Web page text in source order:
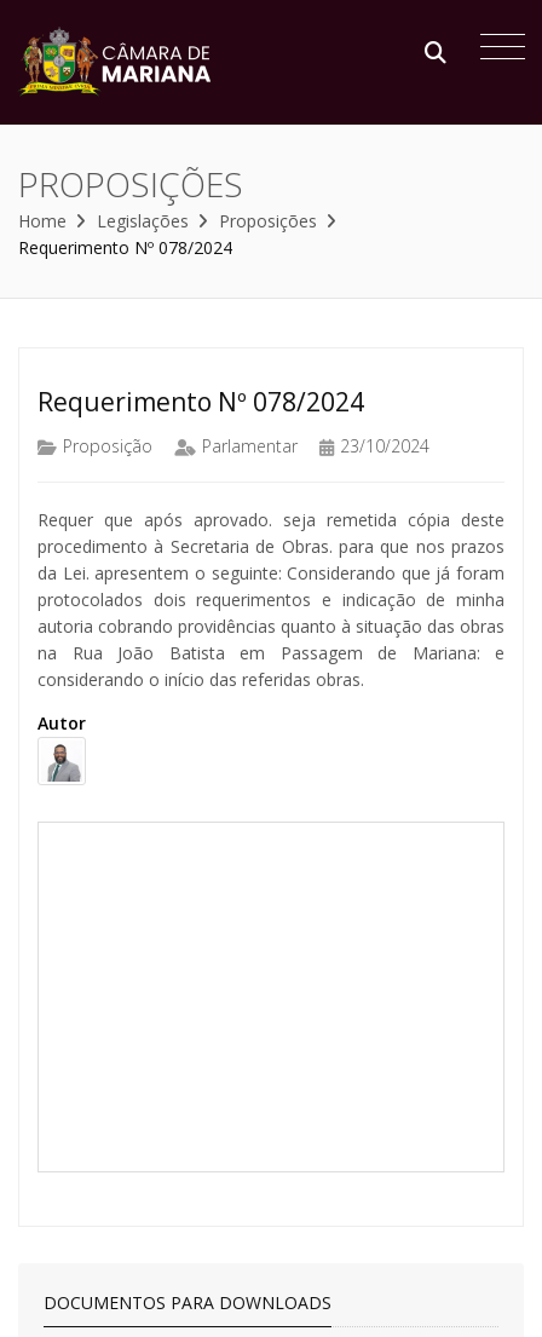
PROPOSIÇÕES
Home Legislações
Proposições
Requerimento Nº 078/2024
Requerimento Nº 078/2024
Proposição Parlamentar 23/10/2024
Requer que após aprovado. seja remetida cópia deste
procedimento à Secretaria de Obras. para que nos prazos
da Lei. apresentem o seguinte: Considerando que já foram
protocolados dois requerimentos e indicação de minha
autoria cobrando providências quanto à situação das obras
na Rua João Batista em Passagem de Mariana: e
considerando o início das referidas obras.
Autor
DOCUMENTOS PARA DOWNLOADS